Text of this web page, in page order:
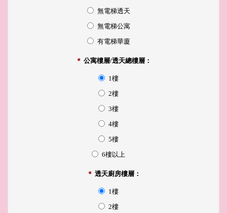
無電梯透天
無電梯公寓
有電梯華廈
＊ 公寓樓層/透天總樓層：
1樓
2樓
3樓
4樓
5樓
6樓以上
＊ 透天廚房樓層：
1樓
2樓